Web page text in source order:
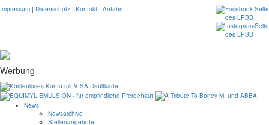
Impressum | Datenschutz | Kontakt | Anfahrt
Werbung
News
Newsarchive
Stellenangebote